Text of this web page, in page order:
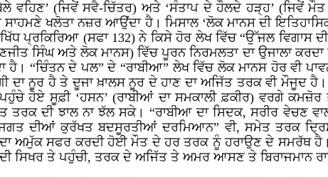
ਵਹਿਣ’ (ਜਿਵੇਂ ਸਵੈ-ਚਿੱਤਰ) ਅਤੇ ‘ਸੰਤਾਪ ਦੇ ਹੌਲਦੇ ਹੜ੍ਹ’ (ਜਿਵੇਂ
ਖਲੋਤਾ ਨਜ਼ਰ ਆਉਂਦਾ ਹੈ। ਮਿਸਾਲ ‘ਲੋਕ ਮਾਨਸ ਦੀ
ਪ੍ਰਕਿਰਿਆ (ਸਫਾ 132) ਨੇ ਕਿਸੇ ਹੋਰ ਲੇਖ ਵਿੱਚ “ਉੱਜਲ ਵਿਗਾਸ
ਸਿੰਘ ਅਤੇ ਲੋਕ ਮਾਨਸ) ਵਿੱਚ ਪੂਰਨ ਨਿਰਮਲਤਾ ਦਾ ਉਜਾਲਾ
“ਚਿੰਤਨ ਦੇ ਪਲ” ਦੇ “ਰਾਬੀਆ” ਲੇਖ ਵਿੱਚ ਲੋਕ ਮਾਨਸ ਹੋਰ ਵੀ
ਦਾ ਨੂਰ ਹੈ ਤੇ ਦੂਜਾ ਖ਼ਾਲਸ ਨੂਰ ਦੇ ਹਾਣ ਦਾ ਅਜਿੱਤ ਤਰਕ ਵੀ ਮੌਜੂਦ
ਹੋਏ ਸੂਫ਼ੀ ‘ਹਸਨ’ (ਰਾਬੀਆਂ ਦਾ ਸਮਕਾਲੀ ਫ਼ਕੀਰ) ਵਰਗੇ
ਦੀ ਝਾਲ ਨਾ ਝੱਲ ਸਕੇ। “ਰਾਬੀਆ ਦਾ ਸਿਦਕ, ਸਰੀਰ ਵੇਚਣ
ਜਗਤ ਦੀਆਂ ਕੁਰੱਖਤ ਬਦਸੂਰਤੀਆਂ ਦਰਮਿਆਨ” ਵੀ, ਸਮੇਤ ਤਰਕ
ਅਮੁੱਕ ਸਫਰ ਕਰਦੀ ਹੋਈ ਮੌਤ ਦੇ ਹਰ ਤਰਕ ਨੂੰ ਹਰਾਉਣ ਦੇ ਸਮਰੱਥ ਹੈ।
ਸਿਖਰ ਤੇ ਪਹੁੰਚੀ, ਤਰਕ ਦੇ ਅਜਿੱਤ ਤੇ ਅਮਰ ਆਸਣ ਤੇ ਬਿਰਾਜਮਾਨ